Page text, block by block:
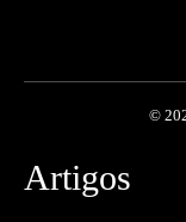
©
Artigos